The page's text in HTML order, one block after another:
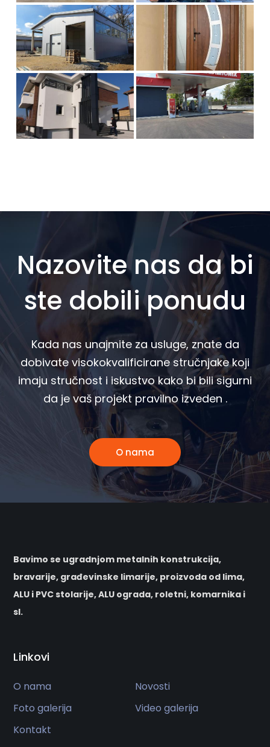
Nazovite nas da bi
ste dobili ponudu
Kada nas unajmite za usluge, znate da
dobivate visokokvalificirane stručnjake koji
imaju stručnost i iskustvo kako bi bili sigurni
da je vaš projekt pravilno izveden .
O nama
Bavimo se ugradnjom metalnih konstrukcija,
bravarije, građevinske limarije, proizvoda od lima,
ALU i PVC stolarije, ALU ograda, roletni, komarnika i
sl.
Linkovi
O nama
Novosti
Foto galerija
Video galerija
Kontakt